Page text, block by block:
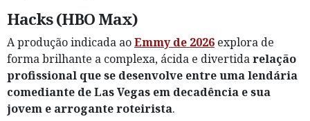
Hacks (HBO Max)
A produção indicada aoEmmy de 2026 explora de
forma brilhante a complexa, ácida e divertidarelação
profissional que se desenvolve entre uma lendária
comediante de Las Vegas em decadência e sua
jovem e arrogante roteirista.